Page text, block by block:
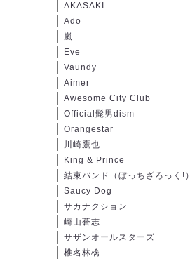
AKASAKI
Ado
嵐
Eve
Vaundy
Aimer
Awesome City Club
Official髭男dism
Orangestar
川崎鷹也
King & Prince
結束バンド（ぼっちざろっく!）
Saucy Dog
サカナクション
崎山蒼志
サザンオールスターズ
椎名林檎